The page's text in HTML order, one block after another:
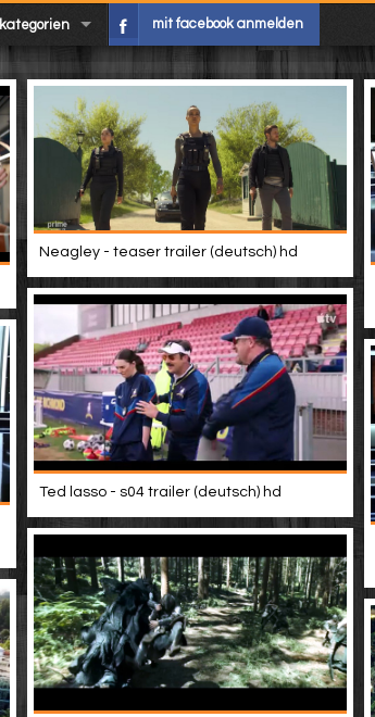
kategorien mit facebook anmelden
Neagley - teaser trailer (deutsch) hd
Ted lasso - s04 trailer (deutsch) hd